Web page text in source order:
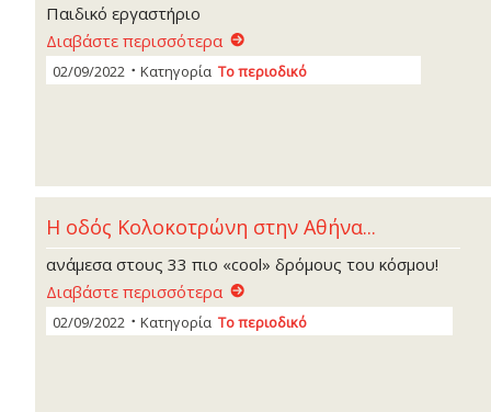
Παιδικό εργαστήριο
Διαβάστε περισσότερα
02/09/2022 Κατηγορία Το περιοδικό
H oδός Κολοκοτρώνη στην Αθήνα...
ανάμεσα στους 33 πιο «cool» δρόμους του κόσμου!
Διαβάστε περισσότερα
02/09/2022 Κατηγορία Το περιοδικό